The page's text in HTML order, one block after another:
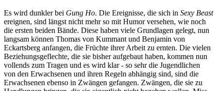
Es wird dunkler bei Gung Ho. Die Ereignisse, die sich in Sexy Beast
ereignen, sind längst nicht mehr so mit Humor versehen, wie noch
die ersten beiden Bände. Diese haben viele Grundlagen gelegt, nun
langsam können Thomas von Kummant und Benjamin von
Eckartsberg anfangen, die Früchte ihrer Arbeit zu ernten. Die vielen
Beziehungsgeflechte, die sie bisher aufgebaut haben, kommen nun
vollends zum Tragen und es wird klar - so sehr die Jugendlichen
von den Erwachsenen und ihren Regeln abhängig sind, sind die
Erwachsenen ebenso in Zwängen gefangen. Zwängen, die sie zu